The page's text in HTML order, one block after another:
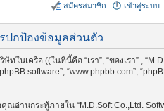
เข้าสู่ระบบ
สมัครสมาชิก
รปกป้องข้อมูลส่วนตัว
นเครือ ((ในที่นี้คือ “เรา”, “ของเรา” ,
software”, “www.phpbb.com”,
านกระทู้ภายใน “M.D.Soft Co.,Ltd.